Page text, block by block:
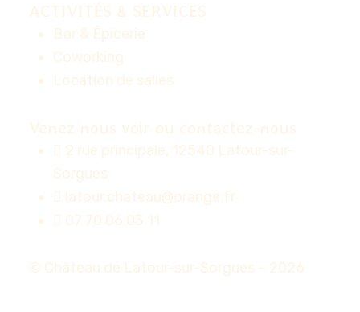
ACTIVITÉS & SERVICES
Bar & Épicerie
Coworking
Location de salles
Venez nous voir ou contactez-nous
2 rue principale, 12540 Latour-sur-
Sorgues
latour.chateau@orange.fr
07 70 06 03 11
© Château de Latour-sur-Sorgues – 2026